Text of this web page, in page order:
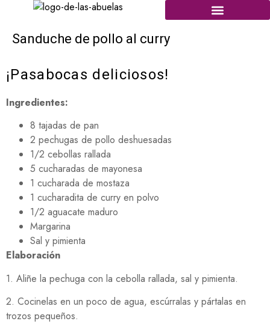
Sanduche de pollo al curry
¡Pasabocas deliciosos!
Ingredientes:
8 tajadas de pan
2 pechugas de pollo deshuesadas
1/2 cebollas rallada
5 cucharadas de mayonesa
1 cucharada de mostaza
1 cucharadita de curry en polvo
1/2 aguacate maduro
Margarina
Sal y pimienta
Elaboración
1. Aliñe la pechuga con la cebolla rallada, sal y pimienta.
2. Cocinelas en un poco de agua, escúrralas y pártalas en
trozos pequeños.